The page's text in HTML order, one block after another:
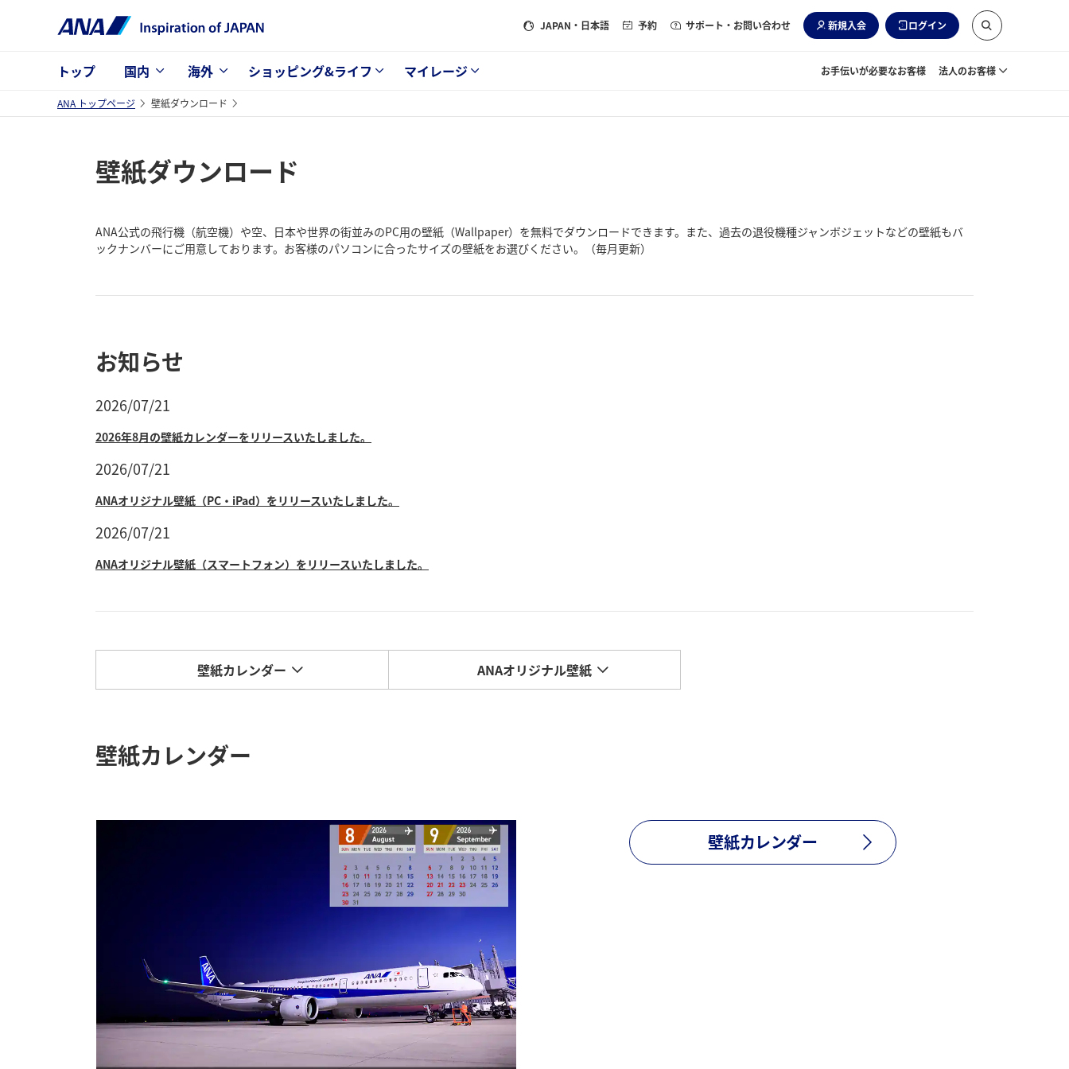
JAPAN ・日本語 予約 サポート・お問い合わせ 新規入会 ログイン
トップ 国内 海外 ショッピング&ライフ マイレージ お手伝いが必要なお客様 法人のお客様
ANA トップページ 壁紙ダウンロード
壁紙ダウンロード
ANA公式の飛行機（航空機）や空、日本や世界の街並みのPC用の壁紙（Wallpaper）を無料でダウンロードできます。また、過去の退役機種ジャンボジェットなどの壁紙もバ
ックナンバーにご用意しております。お客様のパソコンに合ったサイズの壁紙をお選びください。（毎月更新）
お知らせ
2026/07/21
2026年8月の壁紙カレンダーをリリースいたしました。
2026/07/21
ANAオリジナル壁紙（PC・iPad）をリリースいたしました。
2026/07/21
ANAオリジナル壁紙（スマートフォン）をリリースいたしました。
壁紙カレンダー ANAオリジナル壁紙
壁紙カレンダー
壁紙カレンダー